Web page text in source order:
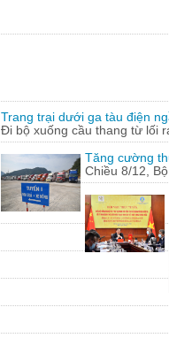
Trang trại dưới ga tàu điện
Đi bộ xuống cầu thang từ lối
Tăng cường
Chiều 8/12,